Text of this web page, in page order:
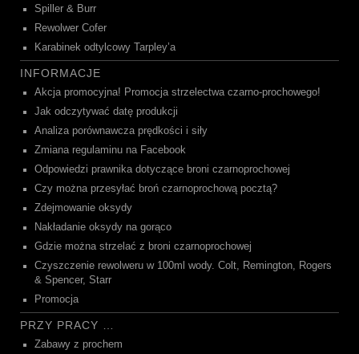
Spiller & Burr
Rewolwer Cofer
Karabinek odtylcowy Tarpley’a
INFORMACJE
Akcja promocyjna! Promocja strzelectwa czarno-prochowego!
Jak odczytywać datę produkcji
Analiza porównawcza prędkości i siły
Zmiana regulaminu na Facebook
Odpowiedzi prawnika dotyczące broni czarnoprochowej
Czy można przesyłać broń czarnoprochową pocztą?
Zdejmowanie oksydy
Nakładanie oksydy na gorąco
Gdzie można strzelać z broni czarnoprochowej
Czyszczenie rewolweru w 100ml wody. Colt, Remington, Rogers
& Spencer, Starr
Promocja
PRZY PRACY …
Zabawy z prochem